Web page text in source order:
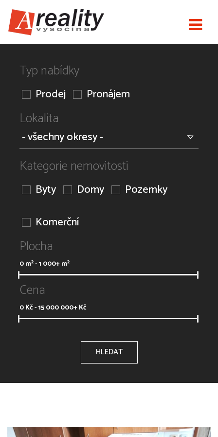
Typ nabídky
Prodej Pronájem
Lokalita
Kategorie nemovitosti
Byty Domy
Pozemky
Komerční
Plocha
0m² -1 000+m²
Cena
0Kč -15 000 000+Kč
HLEDAT